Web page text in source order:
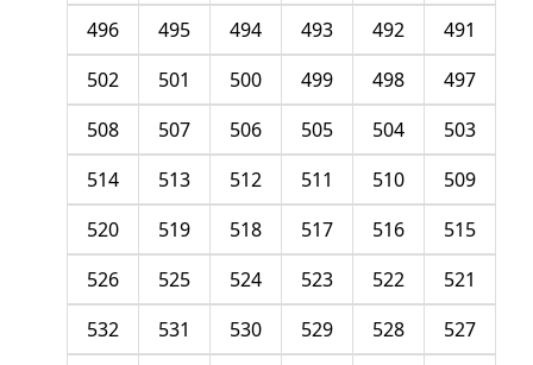
491
492
493
494
495
496
497
498
499
500
501
502
503
504
505
506
507
508
509
510
511
512
513
514
515
516
517
518
519
520
521
522
523
524
525
526
527
528
529
530
531
532